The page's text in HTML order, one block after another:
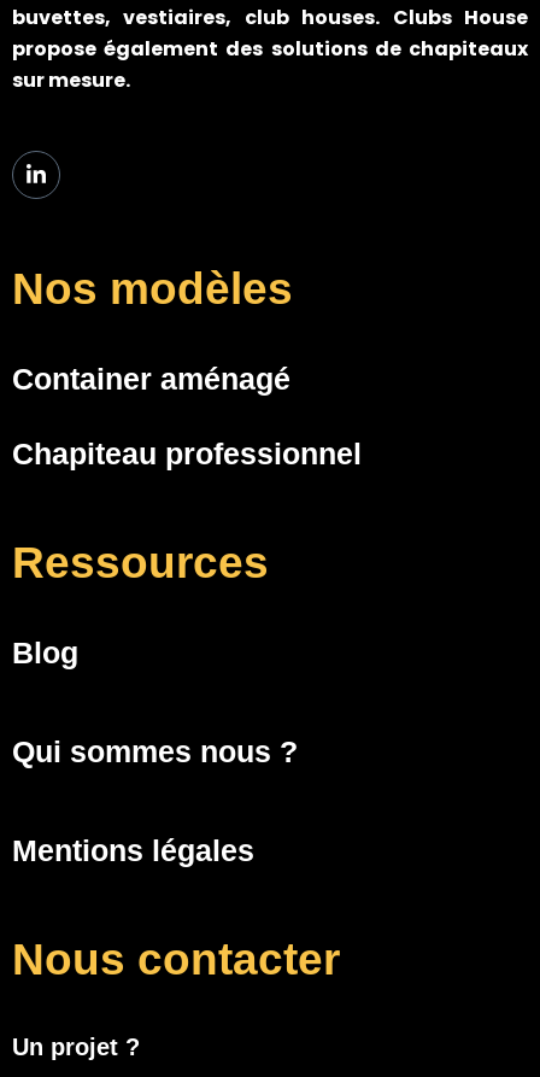
buvettes, vestiaires, club houses. Clubs House
propose également des solutions de chapiteaux
sur mesure.
Nos modèles
Container aménagé
Chapiteau professionnel
Ressources
Blog
Qui sommes nous ?
Mentions légales
Nous contacter
Un projet ?